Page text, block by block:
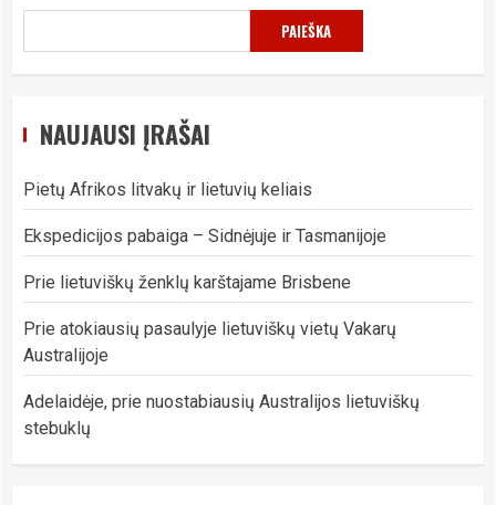
PAIEŠKA
NAUJAUSI ĮRAŠAI
Pietų Afrikos litvakų ir lietuvių keliais
Ekspedicijos pabaiga – Sidnėjuje ir Tasmanijoje
Prie lietuviškų ženklų karštajame Brisbene
Prie atokiausių pasaulyje lietuviškų vietų Vakarų
Australijoje
Adelaidėje, prie nuostabiausių Australijos lietuviškų
stebuklų